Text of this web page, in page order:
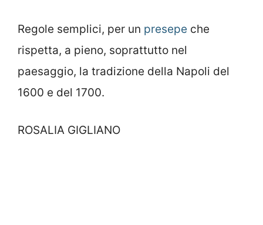
Regole semplici, per un presepe che
rispetta, a pieno, soprattutto nel
paesaggio, la tradizione della Napoli del
1600 e del 1700.
ROSALIA GIGLIANO